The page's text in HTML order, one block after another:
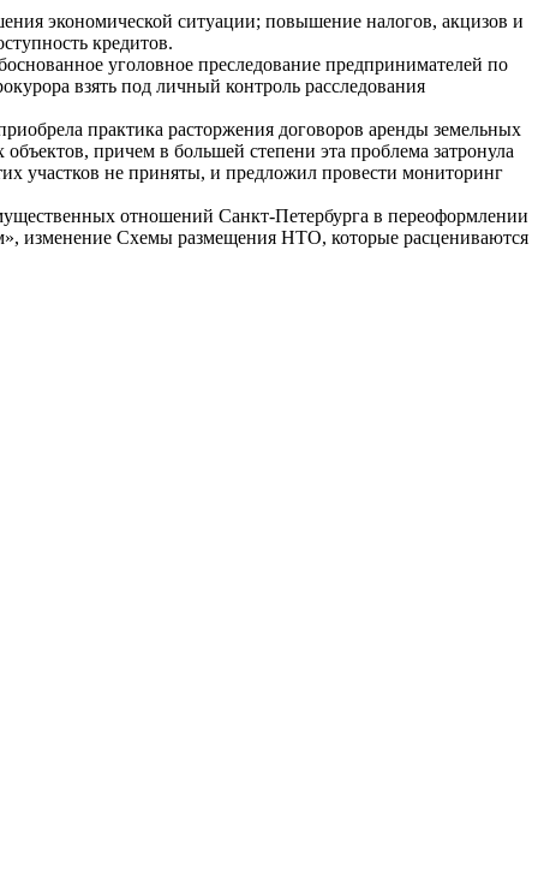
экономической ситуации; повышение налогов, акцизов и
кредитов.
уголовное преследование предпринимателей по
взять под личный контроль расследования
практика расторжения договоров аренды земельных
причем в большей степени эта проблема затронула
участков не приняты, и предложил провести мониторинг
отношений Санкт-Петербурга в переоформлении
изменение Схемы размещения НТО, которые расцениваются